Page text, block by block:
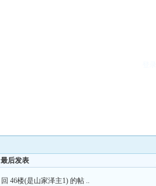
最后发表
回 46楼(是山家泽主1) 的帖 ..